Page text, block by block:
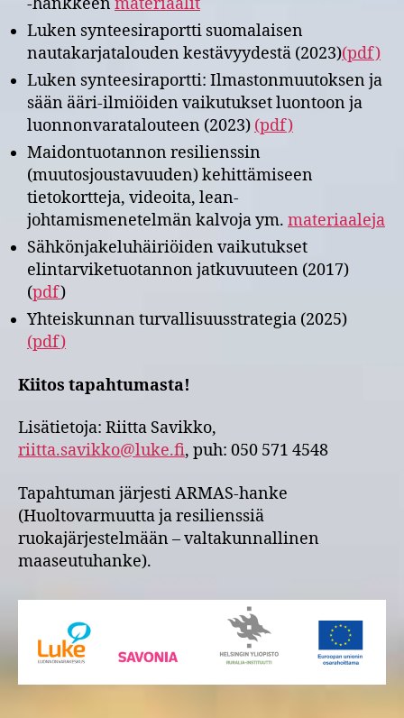
Luken synteesiraportti suomalaisen
nautakarjatalouden kestävyydestä (2023)(pdf)
Luken synteesiraportti: Ilmastonmuutoksen ja
sään ääri-ilmiöiden vaikutukset luontoon ja
luonnonvaratalouteen (2023) (pdf)
Maidontuotannon resilienssin
(muutosjoustavuuden) kehittämiseen
tietokortteja, videoita, lean-
johtamismenetelmän kalvoja ym. materiaaleja
Sähkönjakeluhäiriöiden vaikutukset
elintarviketuotannon jatkuvuuteen (2017)
(pdf)
Yhteiskunnan turvallisuusstrategia (2025)
(pdf)
Kiitos tapahtumasta!
Lisätietoja: Riitta Savikko,
riitta.savikko@luke.fi, puh: 050 571 4548
Tapahtuman järjesti ARMAS-hanke
(Huoltovarmuutta ja resilienssiä
ruokajärjestelmään – valtakunnallinen
maaseutuhanke).